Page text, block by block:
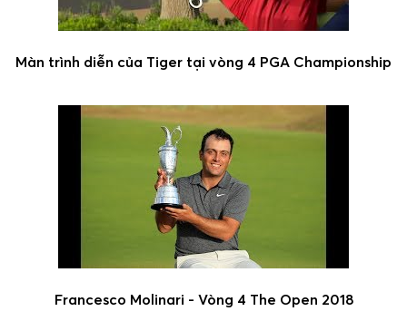
Màn trình diễn của Tiger tại vòng 4 PGA Championship
Francesco Molinari - Vòng 4 The Open 2018